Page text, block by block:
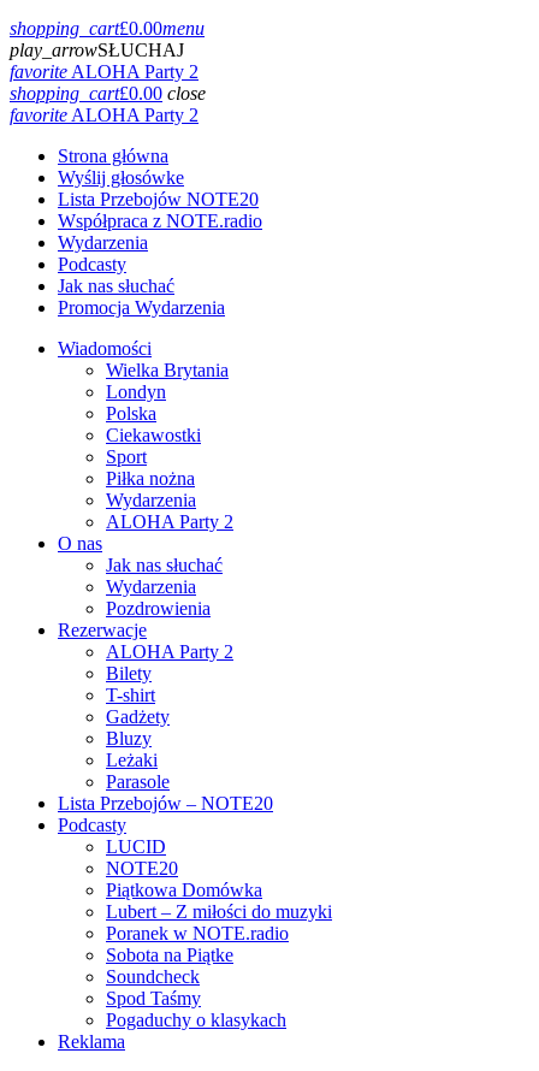
shopping_cart£0.00menu
play_arrowSŁUCHAJ
favoriteALOHA Party 2
shopping_cart£0.00 close
favoriteALOHA Party 2
Strona główna
Wyślij głosówke
Lista Przebojów NOTE20
Współpraca z NOTE.radio
Wydarzenia
Podcasty
Jak nas słuchać
Promocja Wydarzenia
Wiadomości
Wielka Brytania
Londyn
Polska
Ciekawostki
Sport
Piłka nożna
Wydarzenia
ALOHA Party 2
O nas
Jak nas słuchać
Wydarzenia
Pozdrowienia
Rezerwacje
ALOHA Party 2
Bilety
T-shirt
Gadżety
Bluzy
Leżaki
Parasole
Lista Przebojów – NOTE20
Podcasty
LUCID
NOTE20
Piątkowa Domówka
Lubert – Z miłości do muzyki
Poranek w NOTE.radio
Sobota na Piątke
Soundcheck
Spod Taśmy
Pogaduchy o klasykach
Reklama